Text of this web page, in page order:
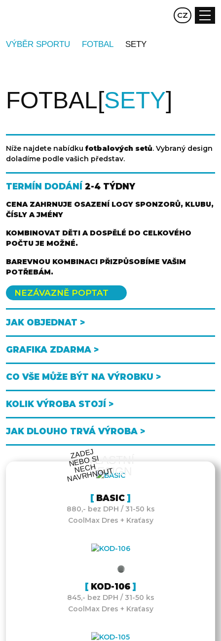
EN DE
CZ
VÝBĚR SPORTU FOTBAL SETY
FOTBAL SETY
Níže najdete nabídku fotbalových setů. Vybraný design
doladíme podle vašich představ.
TERMÍN DODÁNÍ 2-4 TÝDNY
CENA ZAHRNUJE OSAZENÍ LOGY SPONZORŮ, KLUBU,
ČÍSLY A JMÉNY
KOMBINOVAT DĚTI A DOSPĚLÉ DO CELKOVÉHO
POČTU JE MOŽNÉ.
BAREVNOU KOMBINACI PŘIZPŮSOBÍME VAŠIM
POTŘEBÁM.
NEZÁVAZNĚ POPTAT
JAK OBJEDNAT >
GRAFIKA ZDARMA >
CO VŠE MŮŽE BÝT NA VÝROBKU >
KOLIK VÝROBA STOJÍ >
JAK DLOUHO TRVÁ VÝROBA >
VLASTNÍ
DESIGN
ZA
DEJ
NEB
O SI
NE
C
H
NAV
R
H
N
O
UT
BASIC
880,- bez DPH / 31-50 ks
CoolMax Dres + Kraťasy
KOD-106
845,- bez DPH / 31-50 ks
CoolMax Dres + Kraťasy